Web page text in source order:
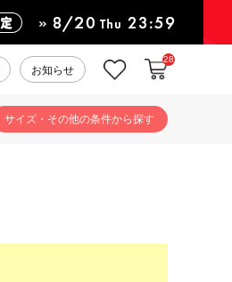
お知らせ お気に入りカートに入
28
サイズ・その他の条件から探す